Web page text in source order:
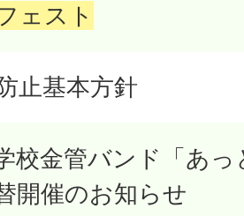
ェスト
止基本方針
校金管バンド「あ
開催のお知らせ